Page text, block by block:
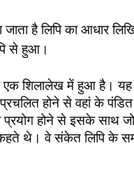
है लिपि का आधार
से हुआ।
एक शिलालेख में हुआ है। यह
होने से वहां के पंडित
प्रयोग होने से इसके साथ
थे। वे संकेत लिपि के